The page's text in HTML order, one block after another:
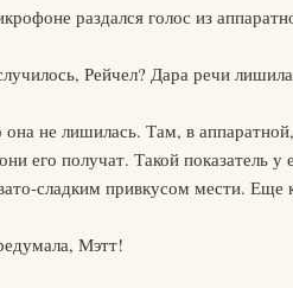
раздался голос из
Рейчел? Дара речи
не лишилась. Там, в
его получат. Такой показатель у
сладким привкусом мести.
Мэтт!